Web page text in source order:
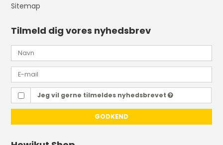
Sitemap
Tilmeld dig vores nyhedsbrev
Jeg vil gerne tilmeldes nyhedsbrevet
GODKEND